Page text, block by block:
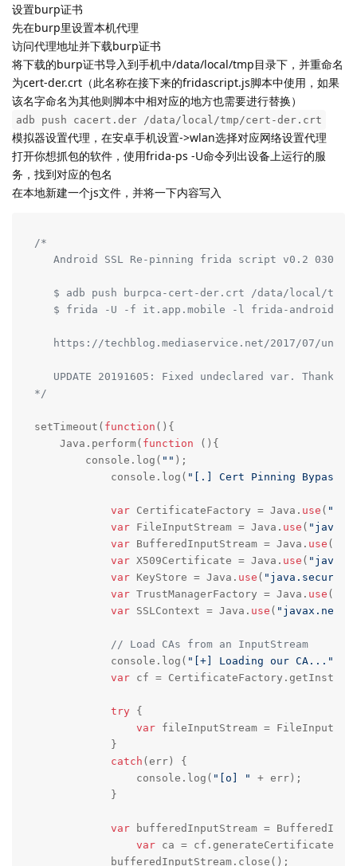
设置burp证书
先在burp里设置本机代理
访问代理地址并下载burp证书
将下载的burp证书导入到手机中/data/local/tmp目录下，并重命名
为cert-der.crt（此名称在接下来的fridascript.js脚本中使用，如果
该名字命名为其他则脚本中相对应的地方也需要进行替换）
adb push cacert.der /data/local/tmp/cert-der.crt
模拟器设置代理，在安卓手机设置->wlan选择对应网络设置代理
打开你想抓包的软件，使用frida-ps -U命令列出设备上运行的服
务，找到对应的包名
在本地新建一个js文件，并将一下内容写入
/*
Android SSL Re-pinning frida script v0.2
$ adb push burpca-cert-der.crt /data/local/tmp/
$ frida -U -f it.app.mobile -l frida-android-
https://techblog.mediaservice.net/2017/07/
UPDATE 20191605: Fixed undeclared var. Thanks
*/
setTimeout( function ( ) {
    Java.perform(
function ( ) {
    	console.log(
"" );
	    console.log(
"[.] Cert Pinning Bypass/
var CertificateFactory = Java. use (
var FileInputStream = Java. use (
var BufferedInputStream = Java. use (
var X509Certificate = Java. use (
var KeyStore = Java. use (
var TrustManagerFactory = Java. use (
var SSLContext = Java. use (
// Load CAs from an InputStream
	    console.log(
"[+] Loading our CA..."
var cf =
try {
var fileInputStream =
catch (err) {
	    	console.log(
"[o] "
+ err);
var bufferedInputStream =
var ca =